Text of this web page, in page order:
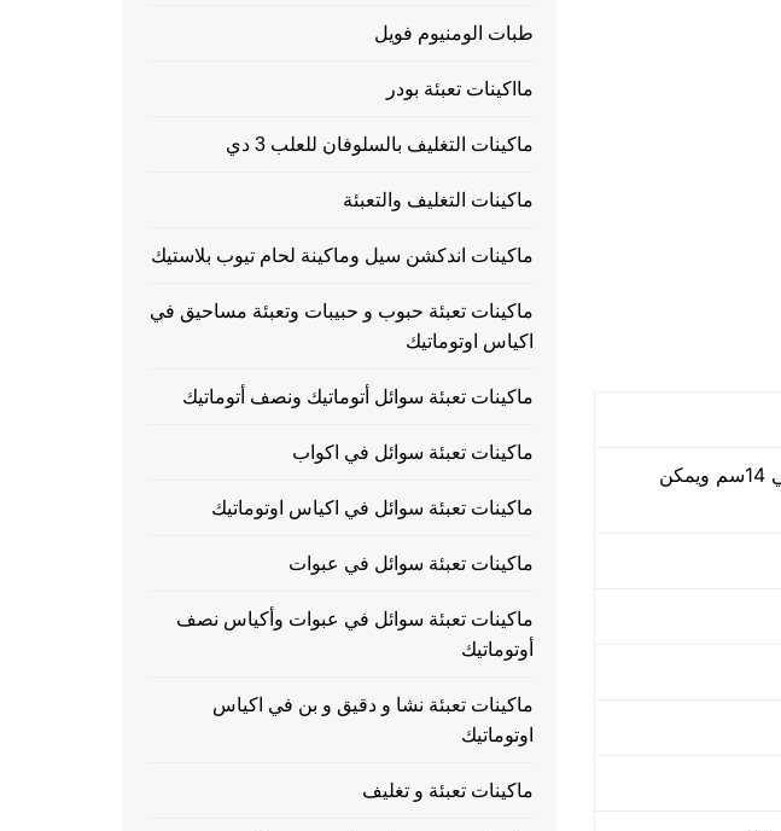
طول الكيس من 5 سم الي 20 سم ، وعرض من 4 سم الي 14سم ويمكن
طبات الومنيوم فويل
مااكينات تعبئة بودر
ماكينات التغليف بالسلوفان للعلب 3 دي
ماكينات التغليف والتعبئة
ماكينات اندكشن سيل وماكينة لحام تيوب بلاستيك
ماكينات تعبئة حبوب و حبيبات وتعبئة مساحيق في
اكياس اوتوماتيك
ماكينات تعبئة سوائل أتوماتيك ونصف أتوماتيك
ماكينات تعبئة سوائل في اكواب
ماكينات تعبئة سوائل في اكياس اوتوماتيك
ماكينات تعبئة سوائل في عبوات
ماكينات تعبئة سوائل في عبوات وأكياس نصف
أوتوماتيك
ماكينات تعبئة نشا و دقيق و بن في اكياس
اوتوماتيك
ماكينات تعبئة و تغليف